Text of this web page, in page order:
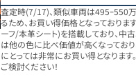
査定時(7/17)、類似車両は495ｰ550
るため、お買い得価格となっておりま
ーフ/本革シート)を搭載しており、中
は他の色に比べ価値が高くなってお
にとっては非常にお買い得となりま
ご検討ください！